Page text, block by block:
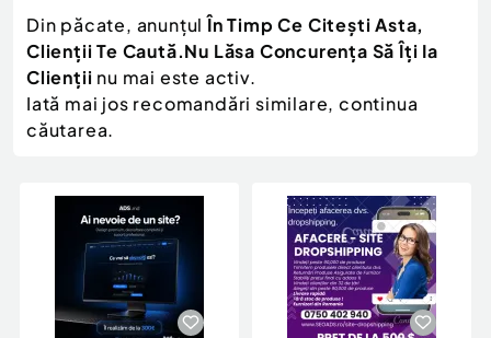
Mama si copilul
Moda si frumusete
Sport, timp liber, arta
Agro si Industrie
Animale de companie
Afaceri și echipamente profesionale
Inchiriere Bunuri si Vehicule
Scutere - ATV - UTV
Autoutilitare
Ambarcatiuni
Camioane - Rulote - Remorci
Motociclete
Piese auto si accesorii
Dacia Duster
Din păcate, anunțulÎn Timp Ce Citești Asta,
Clienții Te Caută.Nu Lăsa Concurența Să Îți Ia
Clienții nu mai este activ.
Iată mai jos recomandări similare, continua
căutarea.